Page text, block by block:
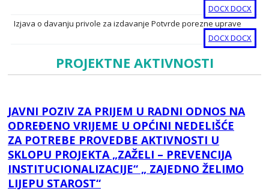
DOCXDOCX
Izjava o davanju privole za izdavanje Potvrde porezne uprave
DOCXDOCX
PROJEKTNE AKTIVNOSTI
JAVNI POZIV ZA PRIJEM U RADNI ODNOS NA
ODREĐENO VRIJEME U OPĆINI NEDELIŠĆE
ZA POTREBE PROVEDBE AKTIVNOSTI U
SKLOPU PROJEKTA „ZAŽELI – PREVENCIJA
INSTITUCIONALIZACIJE“ „ ZAJEDNO ŽELIMO
LIJEPU STAROST“